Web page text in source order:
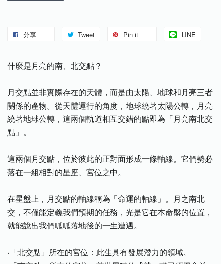
分享 Tweet Pin it LINE
什麼是月亮的南、北交點？
月交點並非實際存在的天體，而是由太陽、地球和月亮三者
關係的產物。從天體運行的角度，地球繞著太陽公轉，月亮
繞著地球公轉，這兩個軌道相互交錯的點即為「月亮南北交
點」。
這兩個月交點，位於彼此的正對面形成一條軸線。它們勢必
落在一組相對的星座、宮位之中。
在星盤上，月交點的軸線稱為「命運的軸線」。月之南北
交，不僅能定義我們預期的任務，光是它在本命盤的位置，
就能說出我們呱呱落地後的一生遭遇。
‧「北交點」所在的宮位：此生具有發展潛力的領域。